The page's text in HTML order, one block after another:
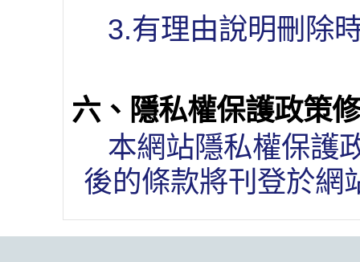
3.有理由說明刪除
六、隱私權保護政策
本網站隱私權保護
後的條款將刊登於網